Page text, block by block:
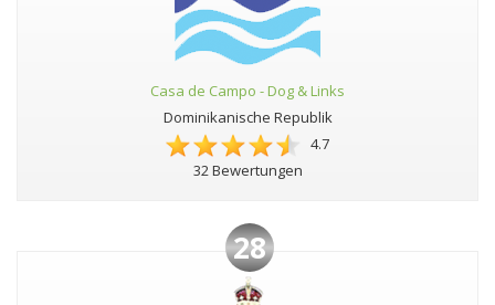
Casa de Campo - Dog & Links
Dominikanische Republik
4.7
32 Bewertungen
28